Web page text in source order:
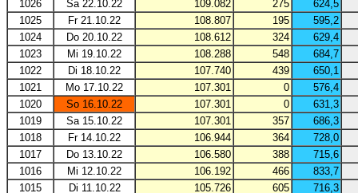
1026
Sa 22.10.22 109.082 275
624,5
1025
Fr 21.10.22 108.807 195
595,2
1024
Do 20.10.22 108.612 324
629,4
1023
Mi 19.10.22 108.288 548
684,7
1022
Di 18.10.22 107.740 439
650,1
1021
Mo 17.10.22 107.301 0
576,4
1020
So 16.10.22 107.301 0
631,3
1019
Sa 15.10.22 107.301 357
686,3
1018
Fr 14.10.22 106.944 364
728,0
1017
Do 13.10.22 106.580 388
715,6
1016
Mi 12.10.22 106.192 466
833,7
1015
Di 11.10.22 105.726 605
716,3